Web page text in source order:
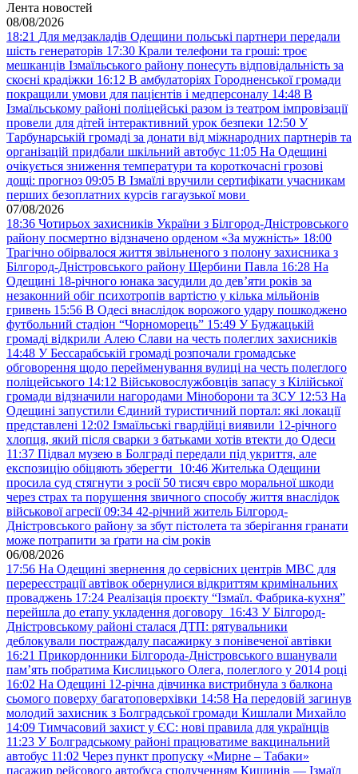
Лента новостей
08/08/2026
18:21 Для медзакладів Одещини польські партнери передали
шість генераторів 17:30 Крали телефони та гроші: троє
мешканців Ізмаїльського району понесуть відповідальність за
скоєні крадіжки 16:12 В амбулаторіях Городненської громади
покращили умови для пацієнтів і медперсоналу 14:48 В
Ізмаїльському районі поліцейські разом із театром імпровізації
провели для дітей інтерактивний урок безпеки 12:50 У
Тарбунарській громаді за донати від міжнародних партнерів та
організацій придбали шкільний автобус 11:05 На Одещині
очікується зниження температури та короткочасні грозові
дощі: прогноз 09:05 В Ізмаїлі вручили сертифікати учасникам
перших безоплатних курсів гагаузької мови
07/08/2026
18:36 Чотирьох захисників України з Білгород-Дністровського
району посмертно відзначено орденом «За мужність» 18:00
Трагічно обірвалося життя звільненого з полону захисника з
Білгород-Дністровського району Щербини Павла 16:28 На
Одещині 18-річного юнака засудили до дев’яти років за
незаконний обіг психотропів вартістю у кілька мільйонів
гривень 15:56 В Одесі внаслідок ворожого удару пошкоджено
футбольний стадіон “Чорноморець” 15:49 У Буджацькій
громаді відкрили Алею Слави на честь полеглих захисників
14:48 У Бессарабській громаді розпочали громадське
обговорення щодо перейменування вулиці на честь полеглого
поліцейського 14:12 Військовослужбовців запасу з Кілійської
громади відзначили нагородами Міноборони та ЗСУ 12:53 На
Одещині запустили Єдиний туристичний портал: які локації
представлені 12:02 Ізмаїльські гвардійці виявили 12-річного
хлопця, який після сварки з батьками хотів втекти до Одеси
11:37 Підвал музею в Болграді передали під укриття, але
експозицію обіцяють зберегти 10:46 Жителька Одещини
просила суд стягнути з росії 50 тисяч євро моральної шкоди
через страх та порушення звичного способу життя внаслідок
військової агресії 09:34 42-річний житель Білгород-
Дністровського району за збут пістолета та зберігання гранати
може потрапити за ґрати на сім років
06/08/2026
17:56 На Одещині звернення до сервісних центрів МВС для
перереєстрації автівок обернулися відкриттям кримінальних
проваджень 17:24 Реалізація проєкту “Ізмаїл. Фабрика-кухня”
перейшла до етапу укладення договору 16:43 У Білгород-
Дністровському районі сталася ДТП: рятувальники
деблокували постраждалу пасажирку з понівеченої автівки
16:21 Прикордонники Білгорода-Дністровського вшанували
пам’ять побратима Кислицького Олега, полеглого у 2014 році
16:02 На Одещині 12-річна дівчинка вистрибнула з балкона
сьомого поверху багатоповерхівки 14:58 На передовій загинув
молодий захисник з Болградської громади Кишлали Михайло
14:09 Тимчасовий захист у ЄС: нові правила для українців
11:23 У Болградському районі працюватиме вакцинальний
автобус 11:02 Через пункт пропуску «Мирне – Табаки»
пасажир рейсового автобуса сполученням Кишинів — Ізмаїл